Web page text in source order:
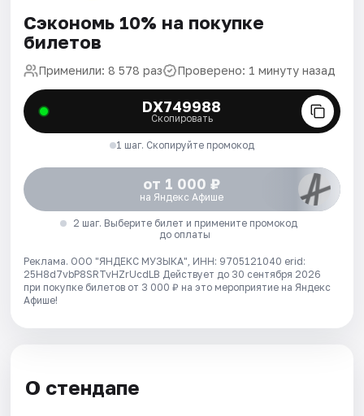
Сэкономь 10% на покупке
билетов
Применили: 8 578 раз Проверено: 1 минуту назад
DX749988
Скопировать
1 шаг. Скопируйте промокод
от 1 000 ₽
на Яндекс Афише
2 шаг. Выберите билет и примените промокод
до оплаты
Реклама. ООО "ЯНДЕКС МУЗЫКА", ИНН: 9705121040 erid:
25H8d7vbP8SRTvHZrUcdLB Действует до 30 сентября 2026
при покупке билетов от 3 000 ₽ на это мероприятие на Яндекс
Афише!
О стендапе